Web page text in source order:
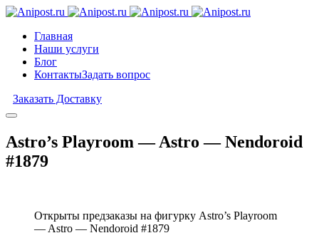
Главная
Наши услуги
Блог
КонтактыЗадать вопрос
Заказать Доставку
Astro’s Playroom — Astro — Nendoroid
#1879
Открыты предзаказы на фигурку Astro’s Playroom
— Astro — Nendoroid #1879